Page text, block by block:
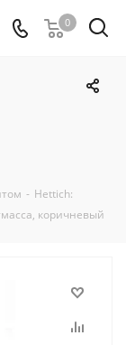
0
- Hettich:
коричневый